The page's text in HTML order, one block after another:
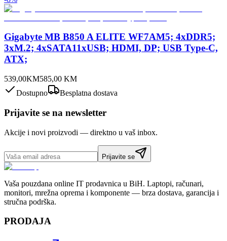
Gigabyte MB B850 A ELITE WF7AM5; 4xDDR5;
3xM.2; 4xSATA11xUSB; HDMI, DP; USB Type-C,
ATX;
539,00KM585,00 KM
Dostupno
Besplatna dostava
Prijavite se na newsletter
Akcije i novi proizvodi — direktno u vaš inbox.
Prijavite se
Vaša pouzdana online IT prodavnica u BiH. Laptopi, računari,
monitori, mrežna oprema i komponente — brza dostava, garancija i
stručna podrška.
PRODAJA